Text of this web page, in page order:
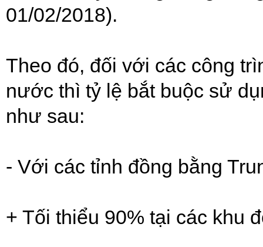
01/02/2018).
Theo đó, đối với các công
nước thì tỷ lệ bắt buộc sử
như sau:
- Với các tỉnh đồng bằng
+ Tối thiểu 90% tại các khu